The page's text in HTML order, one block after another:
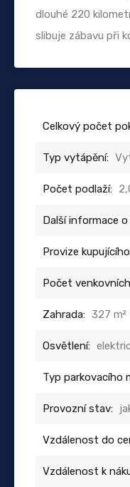
dlouhé 220
slibuje zábavu při
Celkový počet
Typ vytápění:
Počet podlaží:
Další informace
Provize
Počet
Zahrada: 327 m²
Osvětlení:
Typ parkovacího
Provozní stav:
Vzdálenost do
Vzdálenost k